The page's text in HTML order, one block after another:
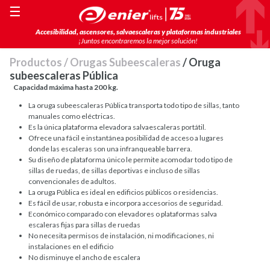
Accesibilidad, ascensores, salvaescaleras y plataformas industriales
¡Juntos encontraremos la mejor solución!
☰
Productos /Orugas Subeescaleras/ Oruga
subeescaleras Pública
Capacidad máxima hasta 200 kg.
La oruga subeescaleras Pública transporta todo tipo de sillas, tanto
manuales como eléctricas.
Es la única plataforma elevadora salvaescaleras portátil.
Ofrece una fácil e instantánea posibilidad de acceso a lugares
donde las escaleras son una infranqueable barrera.
Su diseño de plataforma único le permite acomodar todo tipo de
sillas de ruedas, de sillas deportivas e incluso de sillas
convencionales de adultos.
La oruga Pública es ideal en edificios públicos o residencias.
Es fácil de usar, robusta e incorpora accesorios de seguridad.
Económico comparado con elevadores o plataformas salva
escaleras fijas para sillas de ruedas
No necesita permisos de instalación, ni modificaciones, ni
instalaciones en el edificio
No disminuye el ancho de escalera